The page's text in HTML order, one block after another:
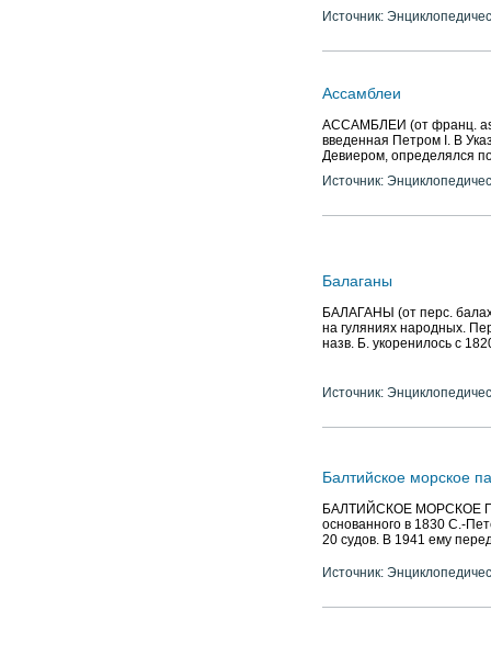
Источник:
Ассамблеи
АССАМБЛЕИ (от франц.
введенная Петром I. В
Девиером, определялся
Источник:
Балаганы
БАЛАГАНЫ (от перс.
на гуляниях народных.
назв. Б. укоренилось с
Источник:
Балтийское морское
БАЛТИЙСКОЕ МОРСКОЕ
основанного в 1830 С.-
20 судов. В 1941 ему
Источник: